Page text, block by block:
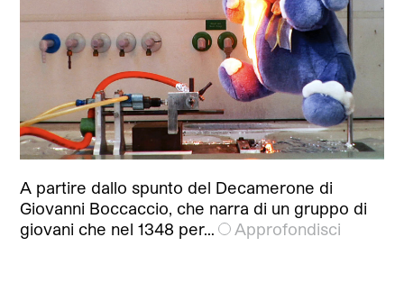
A partire dallo spunto del Decamerone di
Giovanni Boccaccio, che narra di un gruppo di
giovani che nel 1348 per…
Approfondisci